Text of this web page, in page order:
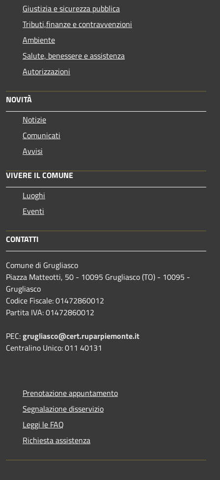
Giustizia e sicurezza pubblica
Tributi,finanze e contravvenzioni
Ambiente
Salute, benessere e assistenza
Autorizzazioni
NOVITÀ
Notizie
Comunicati
Avvisi
VIVERE IL COMUNE
Luoghi
Eventi
CONTATTI
Comune di Grugliasco
Piazza Matteotti, 50 - 10095 Grugliasco (TO) - 10095 -
Grugliasco
Codice Fiscale: 01472860012
Partita IVA: 01472860012
PEC:grugliasco@cert.ruparpiemonte.it
Centralino Unico: 011 40131
Prenotazione appuntamento
Segnalazione disservizio
Leggi le FAQ
Richiesta assistenza